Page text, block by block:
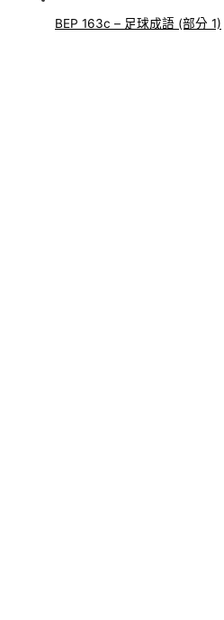
BEP 163c – 足球成語 (部分 1)